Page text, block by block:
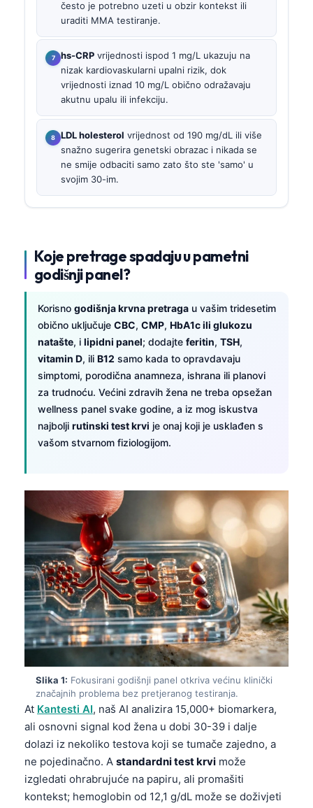
često je potrebno uzeti u obzir kontekst ili
uraditi MMA testiranje.
hs-CRP vrijednosti ispod 1 mg/L ukazuju na
nizak kardiovaskularni upalni rizik, dok
vrijednosti iznad 10 mg/L obično odražavaju
akutnu upalu ili infekciju.
LDL holesterol vrijednost od 190 mg/dL ili više
snažno sugerira genetski obrazac i nikada se
ne smije odbaciti samo zato što ste 'samo' u
svojim 30-im.
Koje pretrage spadaju u pametni
godišnji panel?
Korisno godišnja krvna pretraga u vašim tridesetim
obično uključuje CBC, CMP, HbA1c ili glukozu
natašte, i lipidni panel; dodajte feritin, TSH,
vitamin D, ili B12 samo kada to opravdavaju
simptomi, porodična anamneza, ishrana ili planovi
za trudnoću. Većini zdravih žena ne treba opsežan
wellness panel svake godine, a iz mog iskustva
najbolji rutinski test krvi je onaj koji je usklađen s
vašom stvarnom fiziologijom.
Slika 1: Fokusirani godišnji panel otkriva većinu klinički
značajnih problema bez pretjeranog testiranja.
At Kantesti AI, naš AI analizira 15,000+ biomarkera,
ali osnovni signal kod žena u dobi 30-39 i dalje
dolazi iz nekoliko testova koji se tumače zajedno, a
ne pojedinačno. A standardni test krvi može
izgledati ohrabrujuće na papiru, ali promašiti
kontekst; hemoglobin od 12,1 g/dL može se doživjeti